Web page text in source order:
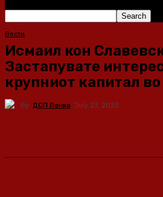
Вести
Исмаил кон
Застапувате
крупниот капитал во
By ДСП Ленка July 23, 2023